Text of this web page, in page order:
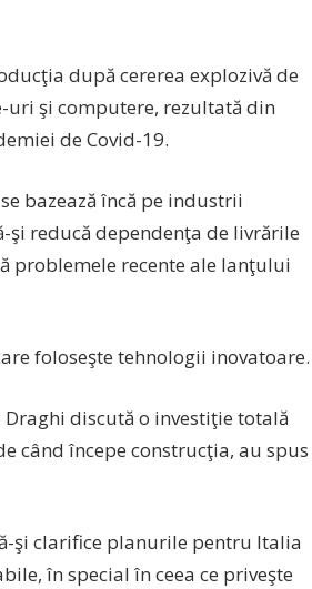
după cererea explozivă de
uri şi computere, rezultată din
de Covid-19.
bazează încă pe industrii
reducă dependenţa de livrările
problemele recente ale lanţului
foloseşte tehnologii inovatoare.
discută o investiţie totală
când începe construcţia, au spus
şi clarifice planurile pentru Italia
în special în ceea ce priveşte